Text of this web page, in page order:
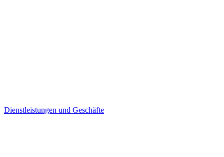
Dienstleistungen und Geschäfte